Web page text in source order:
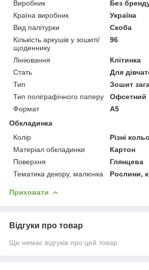
Виробник
Без
Країна виробник
Україна
Вид палітурки
Скоба
Кількість аркушів у зошиті/
щоденнику
96
Лініювання
Клітинка
Стать
Для
Тип
Зошит
Тип поліграфічного паперу
Офсетний
Формат
A5
Обкладинка
Колір
Різні
Матеріал обкладинки
Картон
Поверхня
Глянцева
Тематика декору, малюнка
Рослини,
Приховати
Відгуки про товар
Ще немає відгуків про цей товар